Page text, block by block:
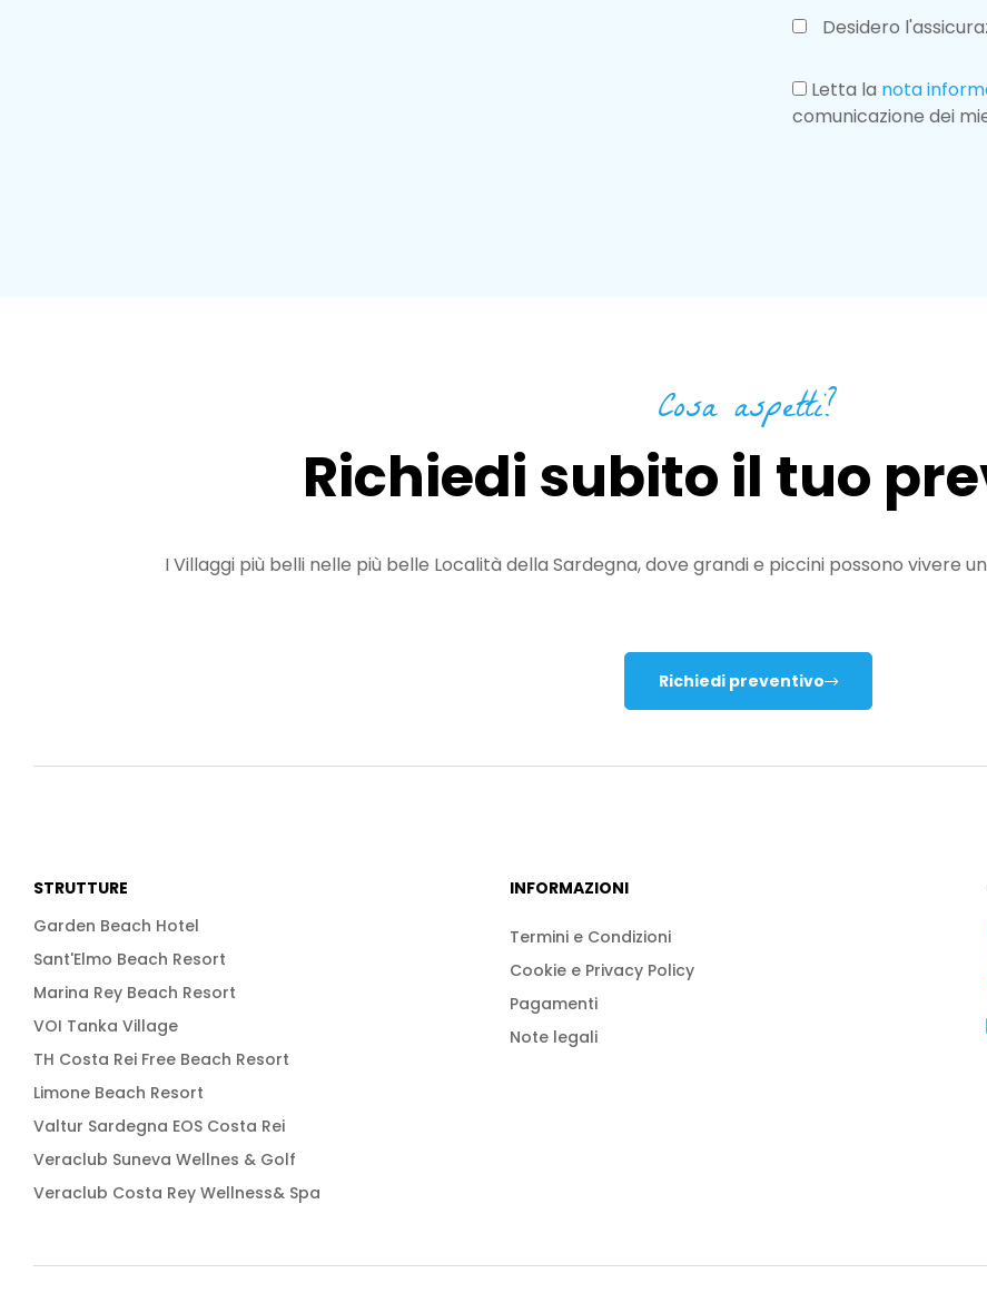
Desidero
Letta la nota
comunicazione dei
Cosa aspetti?
Richiedi subito il tuo
I Villaggi più belli nelle più belle Località della Sardegna, dove grandi e piccini possono vivere
Richiedi preventivo
STRUTTURE
Garden Beach Hotel
Sant'Elmo Beach Resort
Marina Rey Beach Resort
VOI Tanka Village
TH Costa Rei Free Beach Resort
Limone Beach Resort
Valtur Sardegna EOS Costa Rei
Veraclub Suneva Wellnes & Golf
Veraclub Costa Rey Wellness& Spa
INFORMAZIONI
Termini e Condizioni
Cookie e Privacy Policy
Pagamenti
Note legali